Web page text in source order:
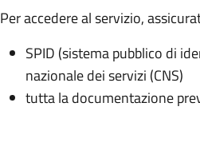
Per accedere al servizio,
SPID (sistema pubblico di
nazionale dei servizi (CNS)
tutta la documentazione